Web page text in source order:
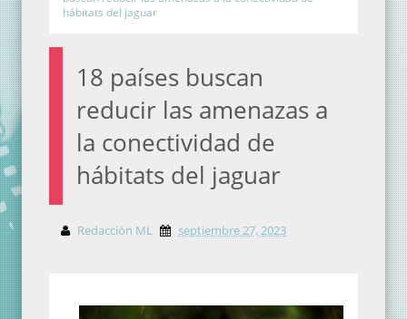
hábitats del jaguar
18 países buscan
reducir las amenazas a
la conectividad de
hábitats del jaguar
Redacción ML septiembre 27, 2023